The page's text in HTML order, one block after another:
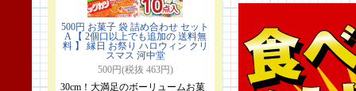
500円 お菓子 袋 詰め合わせ セット
A 【 2個口以上でも追加の 送料無
料 】 縁日 お祭り ハロウィン クリ
スマス 河中堂
500円(税抜 463円)
30cm！大満足のボーリュームお菓